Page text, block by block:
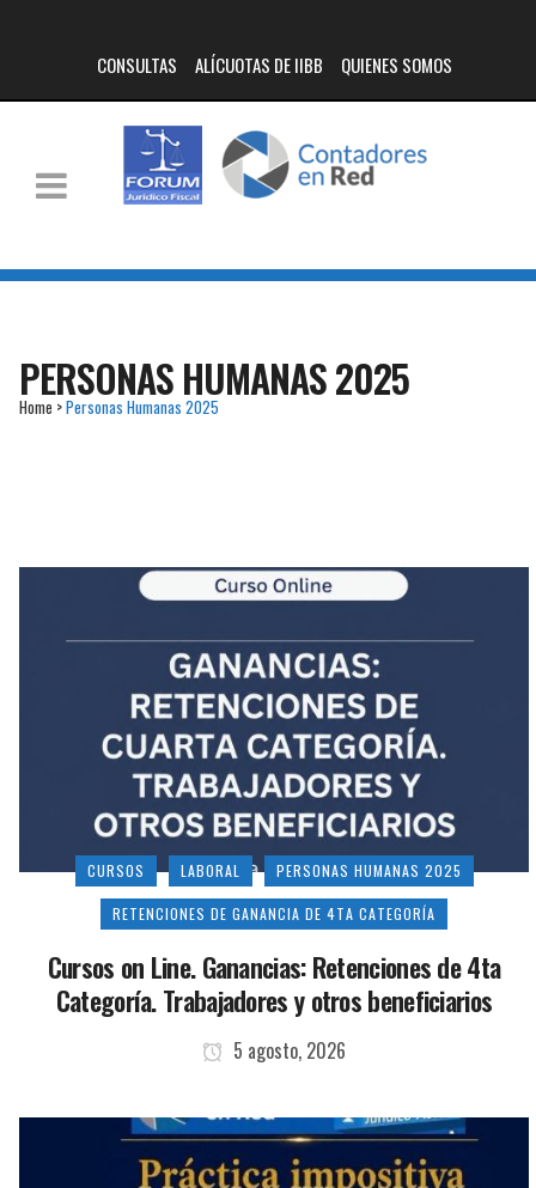
CONSULTAS ALÍCUOTAS DE IIBB QUIENES SOMOS
PERSONAS HUMANAS 2025
Home >Personas Humanas 2025
CURSOS LABORAL PERSONAS HUMANAS 2025
RETENCIONES DE GANANCIA DE 4TA CATEGORÍA
Cursos on Line. Ganancias: Retenciones de 4ta
Categoría. Trabajadores y otros beneficiarios
5 agosto, 2026